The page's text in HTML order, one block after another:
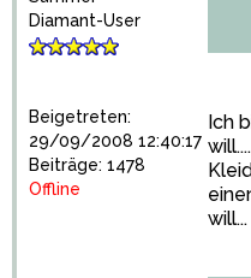
Diamant-User
Beigetreten:
29/09/2008 12:40:17
Beiträge: 1478
Offline
Ich
will...